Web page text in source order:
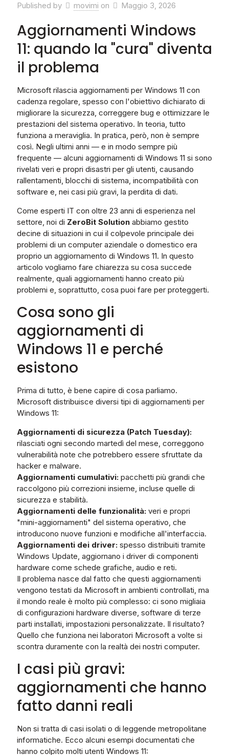
Published by movimi on Maggio 3, 2026
Aggiornamenti Windows
11: quando la "cura" diventa
il problema
Microsoft rilascia aggiornamenti per Windows 11 con
cadenza regolare, spesso con l'obiettivo dichiarato di
migliorare la sicurezza, correggere bug e ottimizzare le
prestazioni del sistema operativo. In teoria, tutto
funziona a meraviglia. In pratica, però, non è sempre
così. Negli ultimi anni — e in modo sempre più
frequente — alcuni aggiornamenti di Windows 11 si sono
rivelati veri e propri disastri per gli utenti, causando
rallentamenti, blocchi di sistema, incompatibilità con
software e, nei casi più gravi, la perdita di dati.
Come esperti IT con oltre 23 anni di esperienza nel
settore, noi di ZeroBit Solution abbiamo gestito
decine di situazioni in cui il colpevole principale dei
problemi di un computer aziendale o domestico era
proprio un aggiornamento di Windows 11. In questo
articolo vogliamo fare chiarezza su cosa succede
realmente, quali aggiornamenti hanno creato più
problemi e, soprattutto, cosa puoi fare per proteggerti.
Cosa sono gli
aggiornamenti di
Windows 11 e perché
esistono
Prima di tutto, è bene capire di cosa parliamo.
Microsoft distribuisce diversi tipi di aggiornamenti per
Windows 11:
Aggiornamenti di sicurezza (Patch Tuesday):
rilasciati ogni secondo martedì del mese, correggono
vulnerabilità note che potrebbero essere sfruttate da
hacker e malware.
Aggiornamenti cumulativi: pacchetti più grandi che
raccolgono più correzioni insieme, incluse quelle di
sicurezza e stabilità.
Aggiornamenti delle funzionalità: veri e propri
"mini-aggiornamenti" del sistema operativo, che
introducono nuove funzioni e modifiche all'interfaccia.
Aggiornamenti dei driver: spesso distribuiti tramite
Windows Update, aggiornano i driver di componenti
hardware come schede grafiche, audio e reti.
Il problema nasce dal fatto che questi aggiornamenti
vengono testati da Microsoft in ambienti controllati, ma
il mondo reale è molto più complesso: ci sono migliaia
di configurazioni hardware diverse, software di terze
parti installati, impostazioni personalizzate. Il risultato?
Quello che funziona nei laboratori Microsoft a volte si
scontra duramente con la realtà dei nostri computer.
I casi più gravi:
aggiornamenti che hanno
fatto danni reali
Non si tratta di casi isolati o di leggende metropolitane
informatiche. Ecco alcuni esempi documentati che
hanno colpito molti utenti Windows 11: